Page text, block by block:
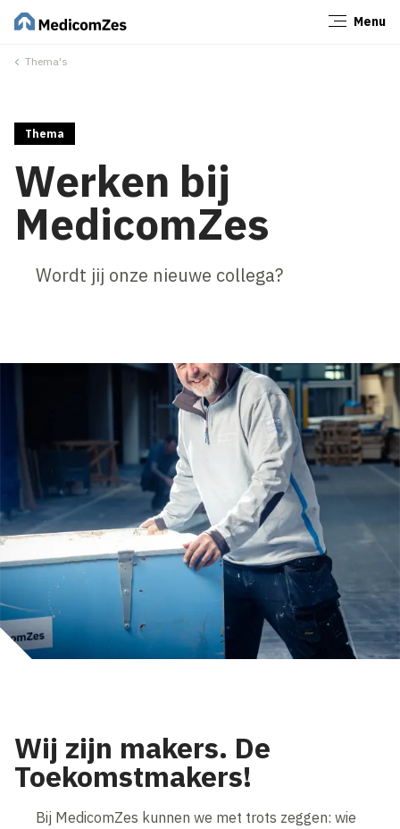
Menu
Thema's
Thema
Werken bij
MedicomZes
Wordt jij onze nieuwe collega?
Wij zijn makers. De
Toekomstmakers!
Bij MedicomZes kunnen we met trots zeggen: wie
Sluiten